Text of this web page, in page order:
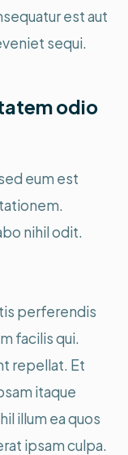
est aut
sequi.
odio
eum est
nihil odit.
perferendis
facilis qui.
repellat. Et
itaque
illum ea quos
ipsam culpa.